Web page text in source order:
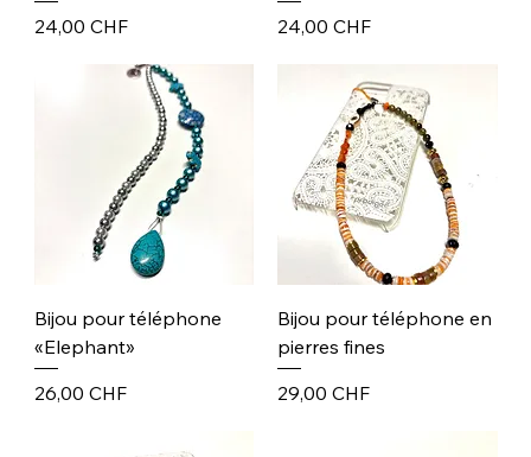
Prix
24,00 CHF
Prix
24,00 CHF
Bijou pour téléphone
«Elephant»
Prix
26,00 CHF
Bijou pour téléphone en
pierres fines
Prix
29,00 CHF